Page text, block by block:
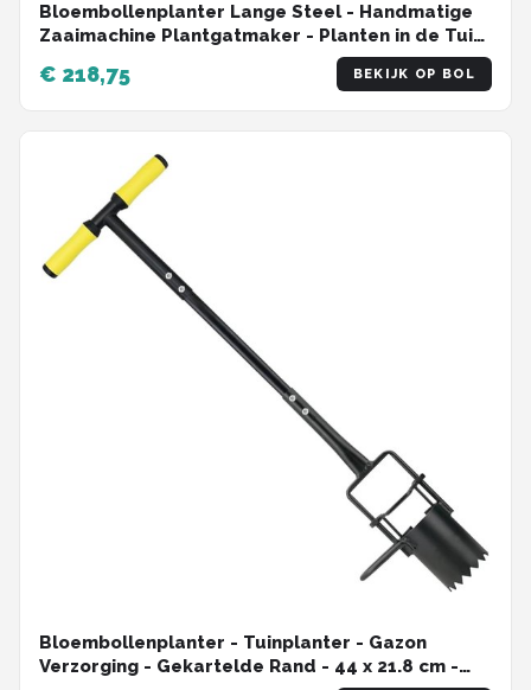
Bloembollenplanter Lange Steel - Handmatige
Zaaimachine Plantgatmaker - Planten in de Tuin
- Ergonomische Soft Grip - 82 cm - Zilver
€ 218,75 BEKIJK OP BOL
Bloembollenplanter - Tuinplanter - Gazon
Verzorging - Gekartelde Rand - 44 x 21.8 cm -